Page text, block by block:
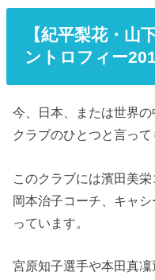
【紀平梨花・山
ントロフィー
今、日本、または世界
クラブのひとつと言って
このクラブには濱田美
岡本治子コーチ、キャ
っています。
宮原知子選手や本田真